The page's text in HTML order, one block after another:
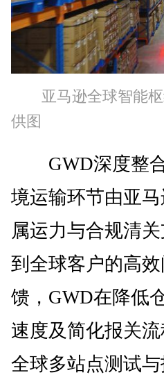
亚马逊全球智能
供图
GWD深度整合
境运输环节由亚
属运力与合规清
到全球客户的高
馈，GWD在降低
速度及简化报关
全球多站点测试